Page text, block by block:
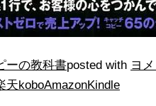
ーの教科書posted with ヨ
天koboAmazonKindle